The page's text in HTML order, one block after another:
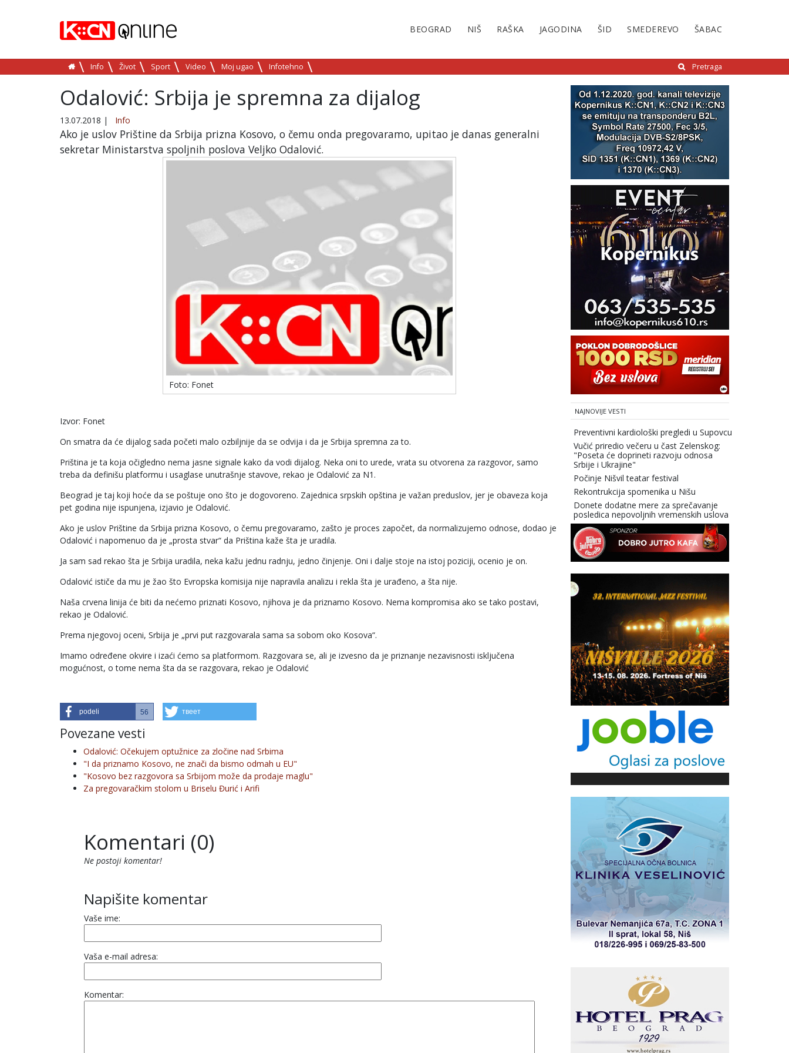
BEOGRAD NIŠ RAŠKA JAGODINA ŠID SMEDEREVO ŠABAC
Info Život Sport Video Moj ugao Infotehno Pretraga
Odalović: Srbija je spremna za dijalog
13.07.2018 | Info
Ako je uslov Prištine da Srbija prizna Kosovo, o čemu onda pregovaramo, upitao je danas generalni
sekretar Ministarstva spoljnih poslova Veljko Odalović.
Foto: Fonet
Izvor: Fonet
On smatra da će dijalog sada početi malo ozbiljnije da se odvija i da je Srbija spremna za to.
Priština je ta koja očigledno nema jasne signale kako da vodi dijalog. Neka oni to urede, vrata su otvorena za razgovor, samo
treba da definišu platformu i usaglase unutrašnje stavove, rekao je Odalović za N1.
Beograd je taj koji hoće da se poštuje ono što je dogovoreno. Zajednica srpskih opština je važan preduslov, jer je obaveza koja
pet godina nije ispunjena, izjavio je Odalović.
Ako je uslov Prištine da Srbija prizna Kosovo, o čemu pregovaramo, zašto je proces započet, da normalizujemo odnose, dodao je
Odalović i napomenuo da je „prosta stvar“ da Priština kaže šta je uradila.
Ja sam sad rekao šta je Srbija uradila, neka kažu jednu radnju, jedno činjenje. Oni i dalje stoje na istoj poziciji, ocenio je on.
Odalović ističe da mu je žao što Evropska komisija nije napravila analizu i rekla šta je urađeno, a šta nije.
Naša crvena linija će biti da nećemo priznati Kosovo, njihova je da priznamo Kosovo. Nema kompromisa ako se tako postavi,
rekao je Odalović.
Prema njegovoj oceni, Srbija je „prvi put razgovarala sama sa sobom oko Kosova“.
Imamo određene okvire i izaći ćemo sa platformom. Razgovara se, ali je izvesno da je priznanje nezavisnosti isključena
mogućnost, o tome nema šta da se razgovara, rekao je Odalović
podeli 56 твеет
Povezane vesti
Odalović: Očekujem optužnice za zločine nad Srbima
"I da priznamo Kosovo, ne znači da bismo odmah u EU"
"Kosovo bez razgovora sa Srbijom može da prodaje maglu"
Za pregovaračkim stolom u Briselu Đurić i Arifi
Komentari (0)
Ne postoji komentar!
Napišite komentar
Vaše ime:
Vaša e-mail adresa:
Komentar:
NAJNOVIJE VESTI
Preventivni kardiološki pregledi u Supovcu
Vučić priredio večeru u čast Zelenskog:
"Poseta će doprineti razvoju odnosa
Srbije i Ukrajine"
Počinje Nišvil teatar festival
Rekontrukcija spomenika u Nišu
Donete dodatne mere za sprečavanje
posledica nepovoljnih vremenskih uslova